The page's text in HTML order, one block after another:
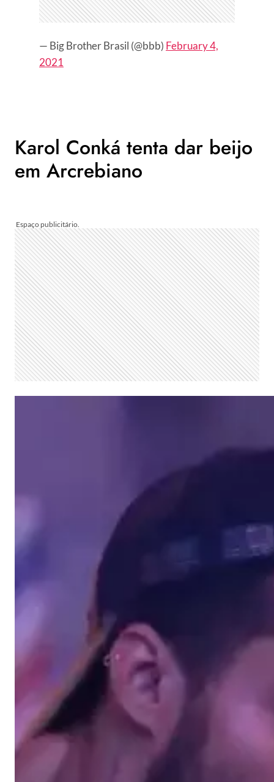
— Big Brother Brasil (@bbb) February 4,
2021
Karol Conká tenta dar beijo
em Arcrebiano